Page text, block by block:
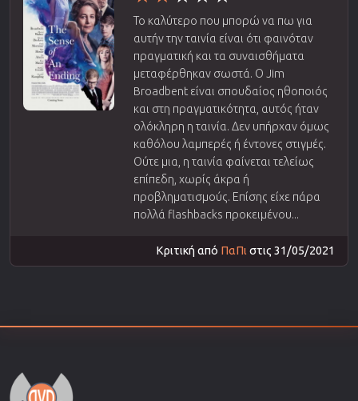
Το καλύτερο που μπορώ να πω για
αυτήν την ταινία είναι ότι φαινόταν
πραγματική και τα συναισθήματα
μεταφέρθηκαν σωστά. Ο Jim
Broadbent είναι σπουδαίος ηθοποιός
και στη πραγματικότητα, αυτός ήταν
ολόκληρη η ταινία. Δεν υπήρχαν όμως
καθόλου λαμπερές ή έντονες στιγμές.
Ούτε μια, η ταινία φαίνεται τελείως
επίπεδη, χωρίς άκρα ή
προβληματισμούς. Επίσης είχε πάρα
πολλά flashbacks προκειμένου...
Κριτική από ΠαΠι στις 31/05/2021